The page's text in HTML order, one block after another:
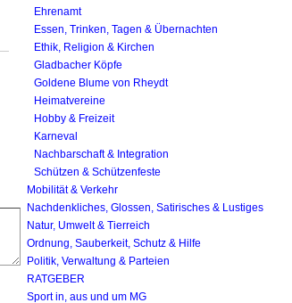
Ehrenamt
Essen, Trinken, Tagen & Übernachten
Ethik, Religion & Kirchen
Gladbacher Köpfe
Goldene Blume von Rheydt
Heimatvereine
Hobby & Freizeit
Karneval
Nachbarschaft & Integration
Schützen & Schützenfeste
Mobilität & Verkehr
Nachdenkliches, Glossen, Satirisches & Lustiges
Natur, Umwelt & Tierreich
Ordnung, Sauberkeit, Schutz & Hilfe
Politik, Verwaltung & Parteien
RATGEBER
Sport in, aus und um MG